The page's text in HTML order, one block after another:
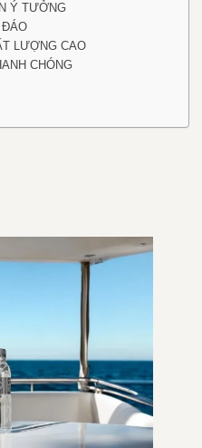
Ý TƯỞNG
ĐÁO
LƯỢNG CAO
CHÓNG